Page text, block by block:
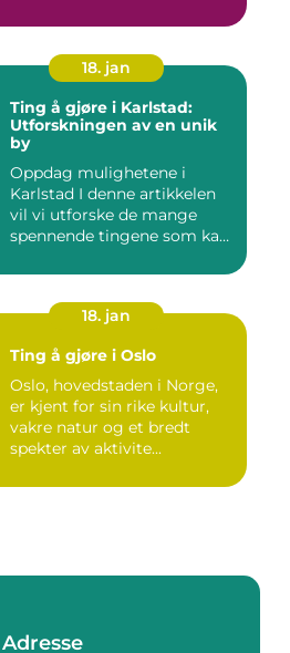
18. jan
Ting å gjøre i Karlstad:
Utforskningen av en unik
by
Oppdag mulighetene i
Karlstad I denne artikkelen
vil vi utforske de mange
spennende tingene som kan
18. jan
Ting å gjøre i Oslo
Oslo, hovedstaden i Norge,
er kjent for sin rike kultur,
vakre natur og et bredt
spekter av aktivite...
Adresse